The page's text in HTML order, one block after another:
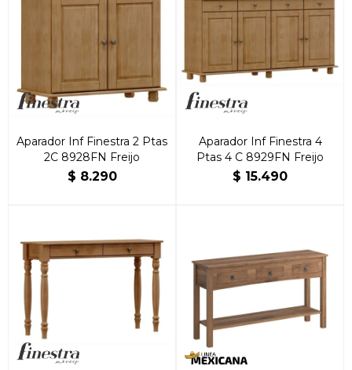
Aparador Inf Finestra 2 Ptas
2C 8928FN Freijo
$ 8.290
Aparador Inf Finestra 4
Ptas 4 C 8929FN Freijo
$ 15.490